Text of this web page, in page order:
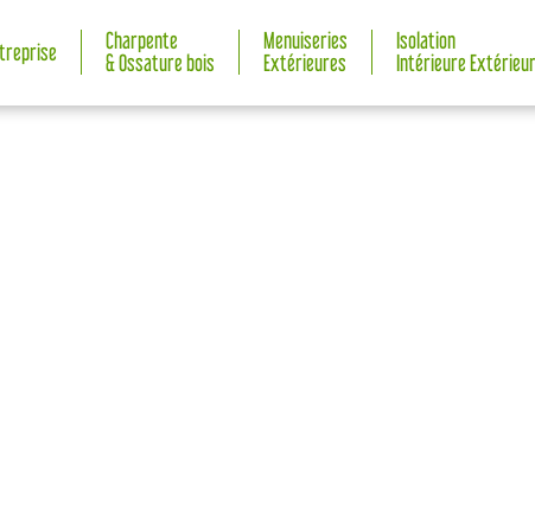
Charpente
& Ossature bois
Menuiseries
Extérieures
Isolation
Intérieure